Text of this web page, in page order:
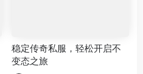
稳定传奇私服，轻松开启不
变态之旅